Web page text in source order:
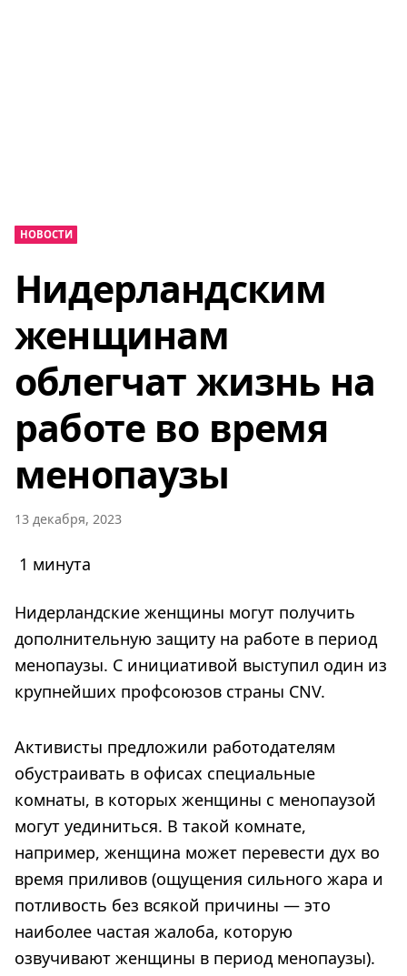
НОВОСТИ
Нидерландским
женщинам
облегчат жизнь на
работе во время
менопаузы
13 декабря, 2023
1 минута
Нидерландские женщины могут получить
дополнительную защиту на работе в период
менопаузы. С инициативой выступил один из
крупнейших профсоюзов страны CNV.
Активисты предложили работодателям
обустраивать в офисах специальные
комнаты, в которых женщины с менопаузой
могут уединиться. В такой комнате,
например, женщина может перевести дух во
время приливов (ощущения сильного жара и
потливость без всякой причины — это
наиболее частая жалоба, которую
озвучивают женщины в период менопаузы).